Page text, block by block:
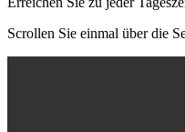
Scrollen Sie einmal über die